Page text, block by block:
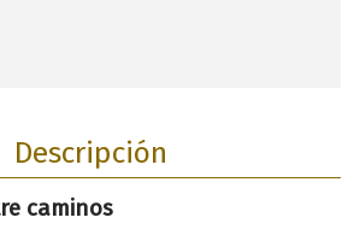
Descripción
caminos